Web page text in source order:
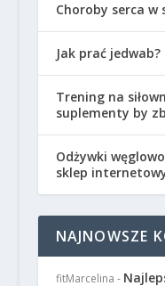
Choroby serca w
Jak prać jedwab?
Trening na
suplementy by
Odżywki
sklep
NAJNOWSZE
fitMarcelina -